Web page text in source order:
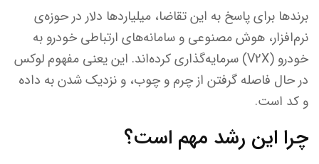
برندها برای پاسخ به این تقاضا، میلیاردها دلار در حوزه‌ی
نرم‌افزار، هوش مصنوعی و سامانه‌های ارتباطی خودرو به
خودرو (V2X) سرمایه‌گذاری کرده‌اند. این یعنی مفهوم لوکس
در حال فاصله گرفتن از چرم و چوب، و نزدیک شدن به داده
و کد است.
چرا این رشد مهم است؟